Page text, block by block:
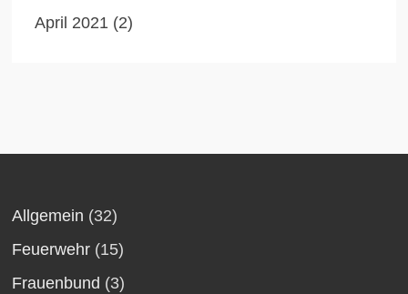
April 2021 (2)
Allgemein (32)
Feuerwehr (15)
Frauenbund (3)